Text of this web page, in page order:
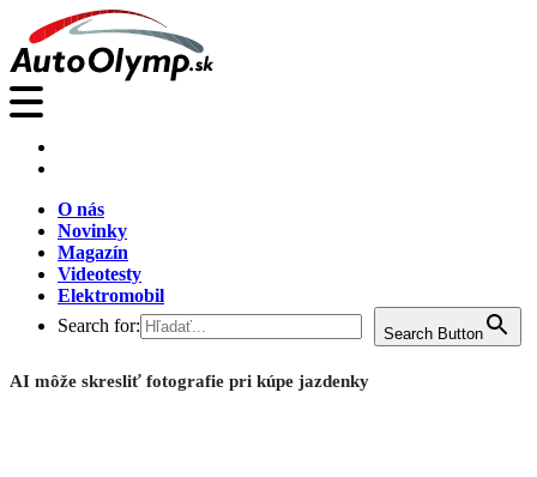
O nás
Novinky
Magazín
Videotesty
Elektromobil
Search for:
Search Button
AI môže skresliť fotografie pri kúpe jazdenky